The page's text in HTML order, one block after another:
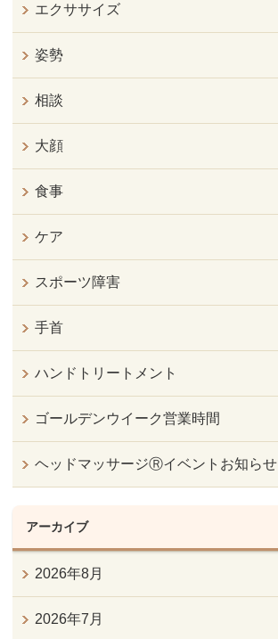
エクササイズ
姿勢
相談
大顔
食事
ケア
スポーツ障害
手首
ハンドトリートメント
ゴールデンウイーク営業時間
ヘッドマッサージⓇイベントお知らせ
アーカイブ
2026年8月
2026年7月